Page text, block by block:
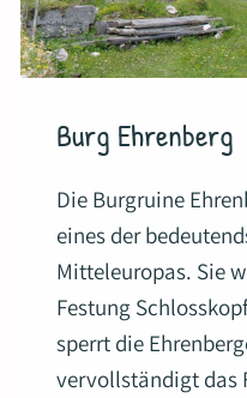
Burg Ehrenberg
Die Burgruine
eines der
Mitteleuropas. Sie
Festung
sperrt die
vervollständigt das